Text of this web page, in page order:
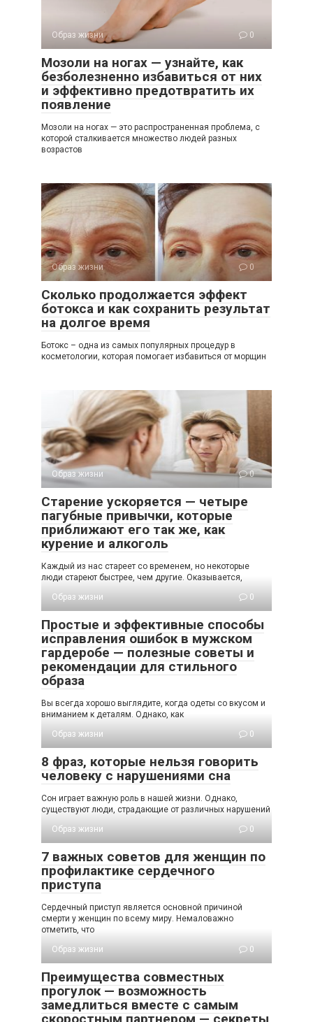
Образ жизни 0
Мозоли на ногах — узнайте, как
безболезненно избавиться от них
и эффективно предотвратить их
появление
Мозоли на ногах — это распространенная проблема, с
которой сталкивается множество людей разных
возрастов
Образ жизни 0
Сколько продолжается эффект
ботокса и как сохранить результат
на долгое время
Ботокс – одна из самых популярных процедур в
косметологии, которая помогает избавиться от морщин
Образ жизни 0
Старение ускоряется — четыре
пагубные привычки, которые
приближают его так же, как
курение и алкоголь
Каждый из нас стареет со временем, но некоторые
люди стареют быстрее, чем другие. Оказывается,
Образ жизни
0
Простые и эффективные способы
исправления ошибок в мужском
гардеробе — полезные советы и
рекомендации для стильного
образа
Вы всегда хорошо выглядите, когда одеты со вкусом и
вниманием к деталям. Однако, как
Образ жизни
0
8 фраз, которые нельзя говорить
человеку с нарушениями сна
Сон играет важную роль в нашей жизни. Однако,
существуют люди, страдающие от различных нарушений
Образ жизни
0
7 важных советов для женщин по
профилактике сердечного
приступа
Сердечный приступ является основной причиной
смерти у женщин по всему миру. Немаловажно
отметить, что
Образ жизни
0
Преимущества совместных
прогулок — возможность
замедлиться вместе с самым
скоростным партнером — секреты